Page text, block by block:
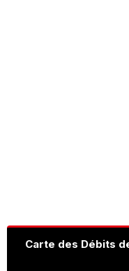
Carte des Débits